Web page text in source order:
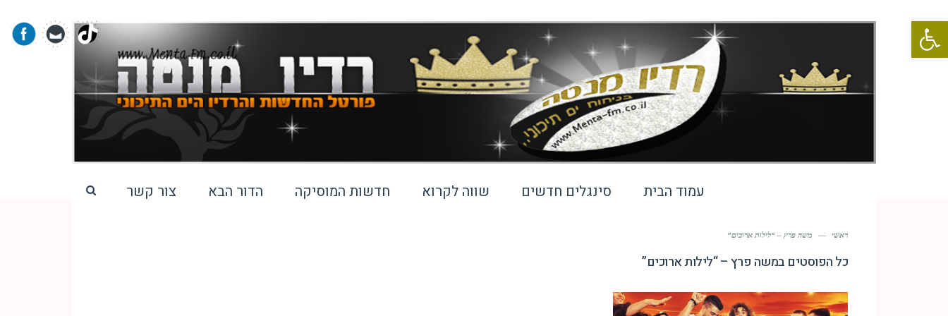
פתח סרגל נגישות
עמוד הבית סינגלים חדשים שווה לקרוא חדשות המוסיקה הדור הבא צור קשר
ראשי — משה פרץ – “לילות ארוכים”
כל הפוסטים במשה פרץ – “לילות ארוכים”